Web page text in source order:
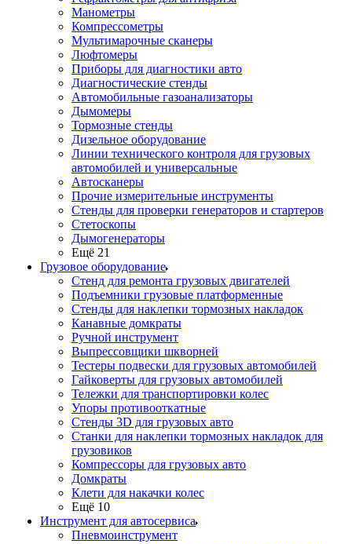
Манометры
Компрессометры
Мультимарочные сканеры
Люфтомеры
Приборы для диагностики авто
Диагностические стенды
Автомобильные газоанализаторы
Дымомеры
Тормозные стенды
Дизельное оборудование
Линии технического контроля для грузовых
автомобилей и универсальные
Автосканеры
Прочие измерительные инструменты
Стенды для проверки генераторов и стартеров
Стетоскопы
Дымогенераторы
Ещё 21
Грузовое оборудование
Стенд для ремонта грузовых двигателей
Подъемники грузовые платформенные
Стенды для наклепки тормозных накладок
Канавные домкраты
Ручной инструмент
Выпрессовщики шкворней
Тестеры подвески для грузовых автомобилей
Гайковерты для грузовых автомобилей
Тележки для транспортировки колес
Упоры противооткатные
Стенды 3D для грузовых авто
Станки для наклепки тормозных накладок для
грузовиков
Компрессоры для грузовых авто
Домкраты
Клети для накачки колес
Ещё 10
Инструмент для автосервиса
Пневмоинструмент